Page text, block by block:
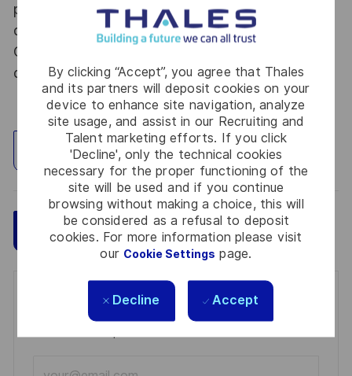
By clicking “Accept”, you agree that Thales
and its partners will deposit cookies on your
device to enhance site navigation, analyze
site usage, and assist in our Recruiting and
Talent marketing efforts. If you click
'Decline', only the technical cookies
necessary for the proper functioning of the
site will be used and if you continue
browsing without making a choice, this will
be considered as a refusal to deposit
cookies. For more information please visit
our Cookie Settings page.
Decline Accept
procédure d’habilitation, conformément aux
dispositions des articles R.2311-1 et suivants du
Code de la défense et de l’IGI 1300 SGDSN/PSE
du 09 août 2021.
Explore Location
Apply Now Save
Get notified for similar jobs